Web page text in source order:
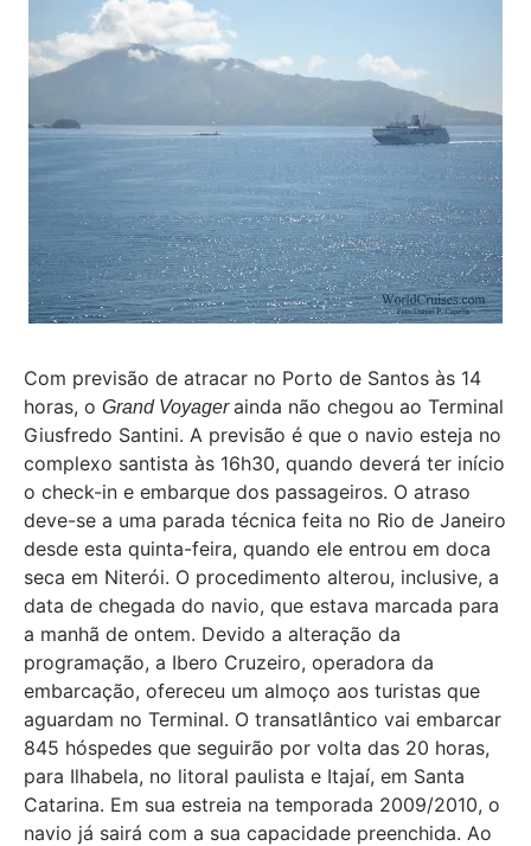
Com previsão de atracar no Porto de Santos às 14
horas, o Grand Voyagerainda não chegou ao Terminal
Giusfredo Santini. A previsão é que o navio esteja no
complexo santista às 16h30, quando deverá ter início
o check-in e embarque dos passageiros. O atraso
deve-se a uma parada técnica feita no Rio de Janeiro
desde esta quinta-feira, quando ele entrou em doca
seca em Niterói. O procedimento alterou, inclusive, a
data de chegada do navio, que estava marcada para
a manhã de ontem. Devido a alteração da
programação, a Ibero Cruzeiro, operadora da
embarcação, ofereceu um almoço aos turistas que
aguardam no Terminal. O transatlântico vai embarcar
845 hóspedes que seguirão por volta das 20 horas,
para Ilhabela, no litoral paulista e Itajaí, em Santa
Catarina. Em sua estreia na temporada 2009/2010, o
navio já sairá com a sua capacidade preenchida. Ao